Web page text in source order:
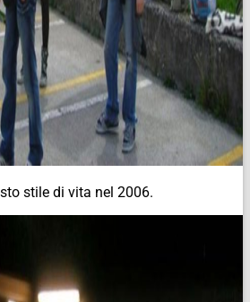
stile di vita nel 2006.